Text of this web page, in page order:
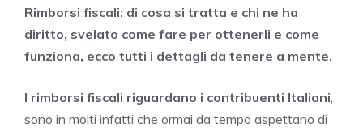
Rimborsi fiscali: di cosa si tratta e chi ne ha
diritto, svelato come fare per ottenerli e come
funziona, ecco tutti i dettagli da tenere a mente.
I rimborsi fiscali riguardano i contribuenti Italiani
sono in molti infatti che ormai da tempo aspettano di